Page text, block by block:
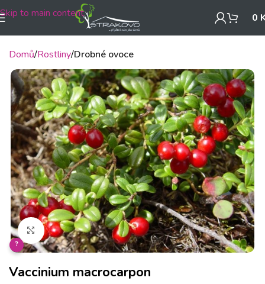
Skip to main content 0
Domů Rostliny Drobné ovoce
Klikněte pro zvětšení
?
Vaccinium macrocarpon